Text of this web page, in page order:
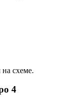
схеме.
4